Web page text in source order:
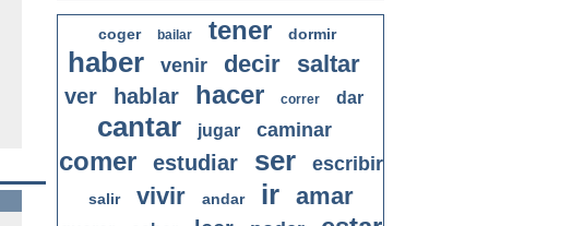
coger bailar tener dormir
haber venir decir saltar
ver hablar hacer correr dar
cantar jugar caminar
comer estudiar ser escribir
salir vivir andar ir amar